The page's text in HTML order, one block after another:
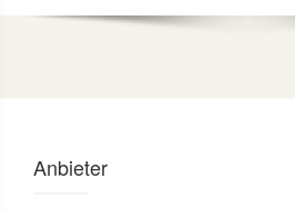
Anbieter